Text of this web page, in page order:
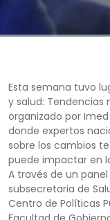
Esta semana tuvo
y salud: Tendencias
organizado por
donde expertos
sobre los cambios
puede impactar en
A través de un
subsecretaria de
Centro de Políticas